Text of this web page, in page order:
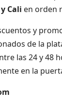
Cali en orden
y
de la
las 24 y 48
en la